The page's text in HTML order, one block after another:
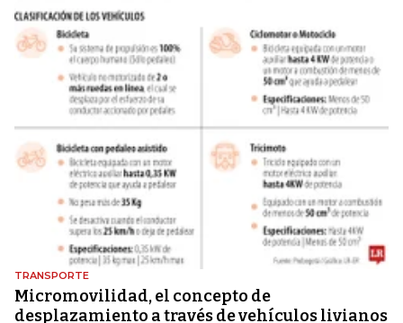
TRANSPORTE
Micromovilidad, el concepto de
desplazamiento a través de vehículos livianos